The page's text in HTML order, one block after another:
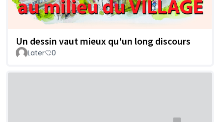
Un dessin vaut mieux qu'un long discours
Later 0